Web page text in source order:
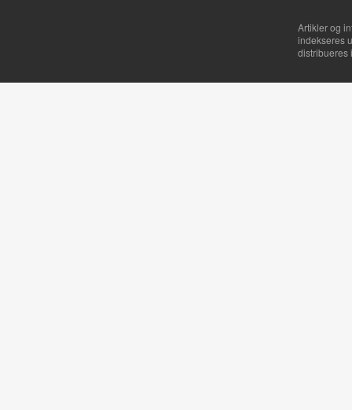
Artikler og
indekseres
distribueres